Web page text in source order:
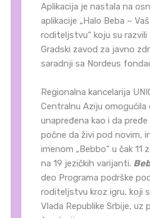
Aplikacija je nastala na
aplikacije „Halo Beba –
roditeljstvu“ koju su razvili
Gradski zavod za javno
saradnji sa Nordeus
Regionalna kancelarija
Centralnu Aziju omogućila
unapređena kao i da
počne da živi pod novim,
imenom „Bebbo“ u čak 11
na 19 jezičkih varijanti.
deo Programa podrške
roditeljstvu kroz igru, koji
Vlada Republike Srbije, uz